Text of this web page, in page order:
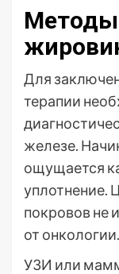
Методы
Для
терапии
железе.
ощущается
уплотнение.
покровов не
от онкологии.
УЗИ или